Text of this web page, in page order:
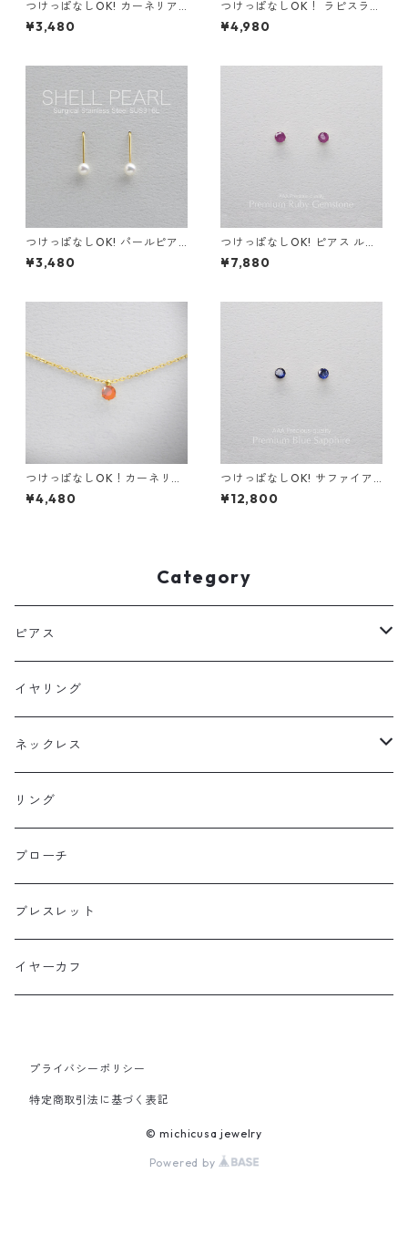
つけっぱなしOK! カーネリア
ン スタッドピアス AAA サー
ジカルステンレス 金属アレル
¥3,480
つけっぱなしOK！ ラピスラズ
リ 一粒ネックレス サージカル
ステンレス 誕生日プレゼント
¥4,980
つけっぱなしOK! パールピア
ス 貝パール シェルパール 真珠
サージカルステンレス 誕生日
¥3,480
つけっぱなしOK! ピアス ルビ
ー AAA サージカルステンレス
金属アレルギー 誕生日プレゼ
¥7,880
つけっぱなしOK！カーネリア
ン 一粒ネックレス AAA 金属
アレルギー サージカルステン
¥4,480
つけっぱなしOK! サファイア
ピアス AAA サージカルステン
レス 金属アレルギー スキンピ
¥12,800
Category
ピアス
フックピアス
スタッドピアス
ニュースタイル
イヤリング
ネックレス
ラージサイズ
ミドルサイズ
プチサイズ
横長タイプ
リング
ブローチ
ブレスレット
イヤーカフ
プライバシーポリシー
特定商取引法に基づく表記
© michicusa jewelry
Powered by